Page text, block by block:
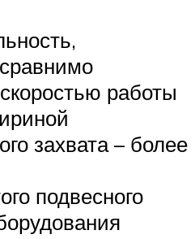
работы
захвата – более
подвесного